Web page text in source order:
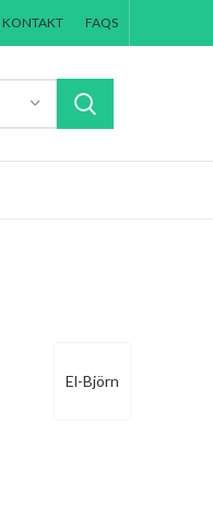
KONTAKT FAQS
El-Björn